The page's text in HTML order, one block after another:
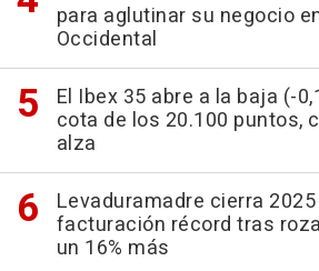
para aglutinar su negocio
Occidental
El Ibex 35 abre a la baja (-
cota de los 20.100 puntos,
alza
Levaduramadre cierra
facturación récord tras
un 16% más